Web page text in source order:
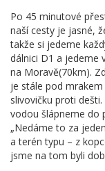
Po 45 minutové
naší cesty je jasné,
takže si jedeme
dálnici D1 a jedeme
na Moravě(70km).
je stále pod
slivovičku proti
vodou šlápneme do
„Nedáme to za
a terén typu – z
jsme na tom byli